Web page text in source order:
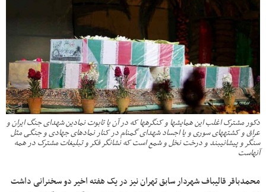
دکور مشترک اغلب این همایش‎ها و کنگره‎ها که در آن یا تابوت نمادین شهدای جنگ ایران و
عراق و کشته‎های سوری و یا اجساد شهدای گمنام در کنار نمادهای جهادی و جنگی مثل
سنگر و پیشانی‎بند و درخت نخل و شمع است که نشانگر فکر و تبلیغات مشترک در همه
آنهاست
محمدباقر قالیباف شهردار سابق تهران نیز در یک هفته اخیر دو سخنرانی داشت